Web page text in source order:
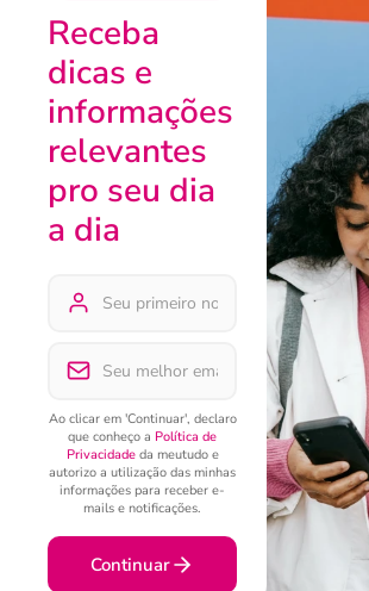
Receba
dicas e
informações
relevantes
pro seu dia
a dia
Ao clicar em 'Continuar', declaro
que conheço a Política de
Privacidadeda meutudo e
autorizo a utilização das minhas
informações para receber e-
mails e notificações.
Continuar